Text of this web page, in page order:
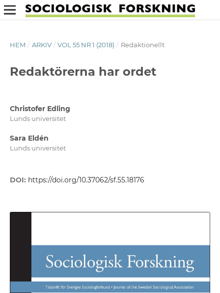
HEM / ARKIV / VOL 55 NR 1 (2018) / Redaktionellt
Redaktörerna har ordet
Christofer Edling
Lunds universitet
Sara Eldén
Lunds universitet
DOI: https://doi.org/10.37062/sf.55.18176